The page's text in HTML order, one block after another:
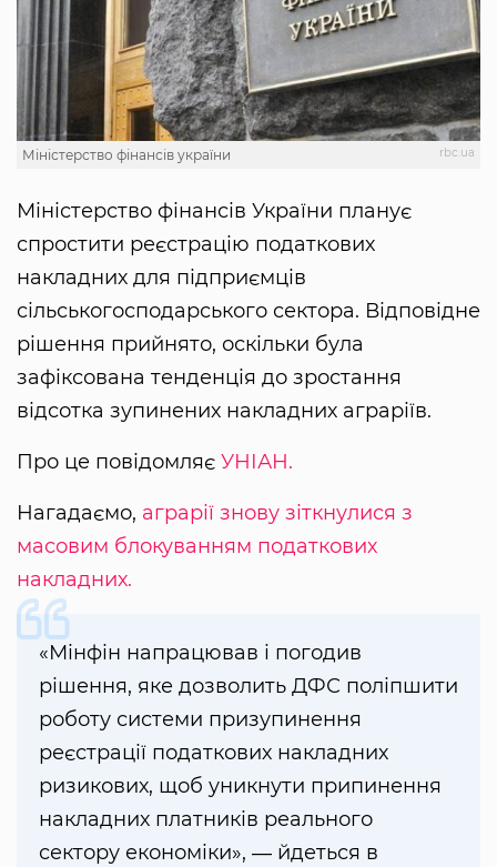
rbc.ua
Міністерство фінансів україни
Міністерство фінансів України планує
спростити реєстрацію податкових
накладних для підприємців
сільськогосподарського сектора. Відповідне
рішення прийнято, оскільки була
зафіксована тенденція до зростання
відсотка зупинених накладних аграріїв.
Про це повідомляє УНІАН.
Нагадаємо, аграрії знову зіткнулися з
масовим блокуванням податкових
накладних.
«Мінфін напрацював і погодив
рішення, яке дозволить ДФС поліпшити
роботу системи призупинення
реєстрації податкових накладних
ризикових, щоб уникнути припинення
накладних платників реального
сектору економіки», ― йдеться в